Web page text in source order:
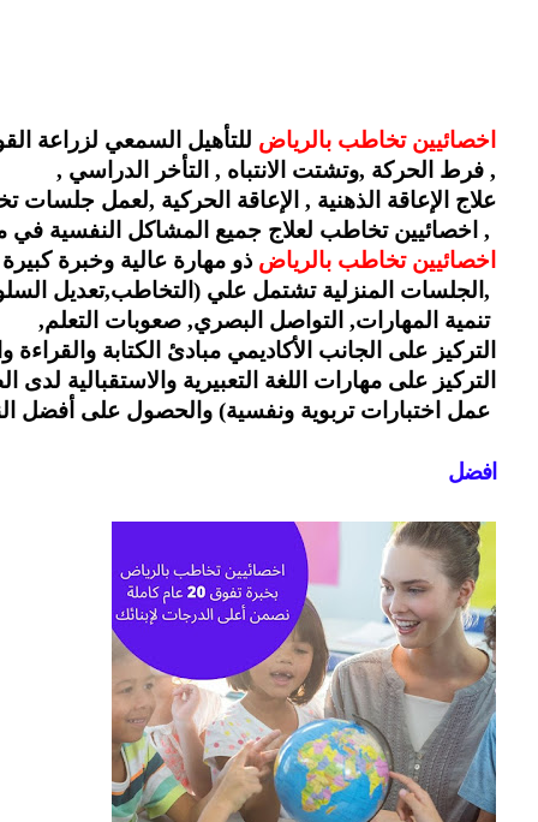
اخصائيين تخاطب بالرياض للتأهيل السمعي لزراعة
, فرط الحركة ,وتشتت الانتباه , التأخر الدراسي ,
علاج الإعاقة الذهنية , الإعاقة الحركية ,لعمل جلسات
, اخصائيين تخاطب لعلاج جميع المشاكل النفسية في
اخصائيين تخاطب بالرياض ذو مهارة عالية وخبرة
,الجلسات المنزلية تشتمل علي (التخاطب,تعديل
تنمية المهارات, التواصل البصري, صعوبات التعلم,
التركيز على الجانب الأكاديمي مبادئ الكتابة
التركيز على مهارات اللغة التعبيرية والاستقبالية لدى
عمل اختبارات تربوية ونفسية) والحصول على أفضل
افضل